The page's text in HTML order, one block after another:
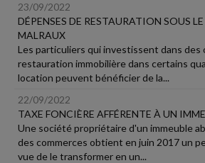
23/09/2022
DÉPENSES DE RESTAURATION SOUS
MALRAUX
Les particuliers qui investissent dans des
restauration immobilière dans certains
location peuvent bénéficier de la...
22/09/2022
TAXE FONCIÈRE AFFÉRENTE À UN
Une société propriétaire d'un immeuble
des commerces obtient en juin 2017 un
vue de le transformer en un...